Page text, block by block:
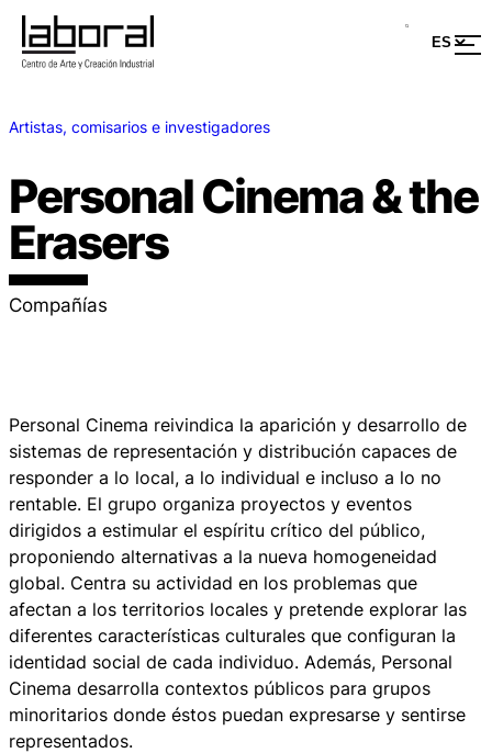
Artistas, comisarios e investigadores
Personal Cinema & the
Erasers
Compañías
Personal Cinema reivindica la aparición y desarrollo de
sistemas de representación y distribución capaces de
responder a lo local, a lo individual e incluso a lo no
rentable. El grupo organiza proyectos y eventos
dirigidos a estimular el espíritu crítico del público,
proponiendo alternativas a la nueva homogeneidad
global. Centra su actividad en los problemas que
afectan a los territorios locales y pretende explorar las
diferentes características culturales que configuran la
identidad social de cada individuo. Además, Personal
Cinema desarrolla contextos públicos para grupos
minoritarios donde éstos puedan expresarse y sentirse
representados.